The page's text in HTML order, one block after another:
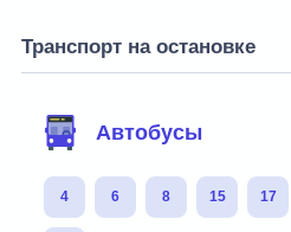
Транспорт на остановке
Автобусы
4 6 8 15 17